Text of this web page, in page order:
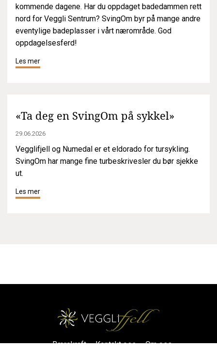
kommende dagene. Har du oppdaget badedammen rett
nord for Veggli Sentrum? SvingOm byr på mange andre
eventylige badeplasser i vårt nærområde. God
oppdagelsesferd!
Les mer
«Ta deg en SvingOm på sykkel»
29.06.2026
Vegglifjell og Numedal er et eldorado for tursykling.
SvingOm har mange fine turbeskrivesler du bør sjekke
ut.
Les mer
Bærekraft Kontakt oss Om oss